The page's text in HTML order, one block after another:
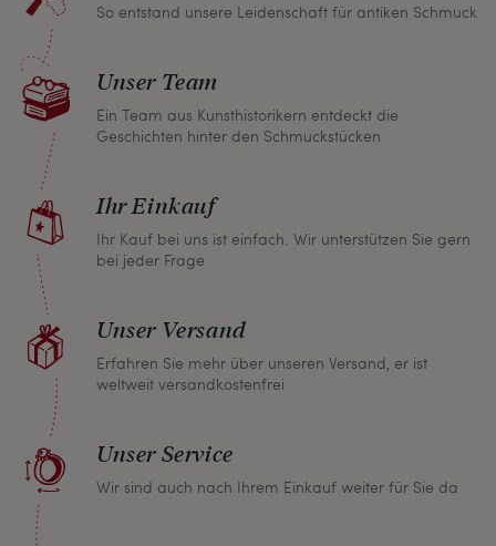
Sollten Sie aus irgendeinem Grund doch einmal
nicht zufrieden sein, nehmen Sie bitte mit uns
Kontakt auf und wir finden umgehend eine
gemeinsame Lösung. Unabhängig davon können
Sie innerhalb von einem Monat jeden Artikel
zurückgeben und wir erstatten Ihnen den vollen
Kaufpreis.
So entstand unsere Leidenschaft für antiken Schmuck
Unser Team
Ein Team aus Kunsthistorikern entdeckt die
Geschichten hinter den Schmuckstücken
Ihr Einkauf
Ihr Kauf bei uns ist einfach. Wir unterstützen Sie gern
bei jeder Frage
Unser Versand
Erfahren Sie mehr über unseren Versand, er ist
weltweit versandkostenfrei
Unser Service
Wir sind auch nach Ihrem Einkauf weiter für Sie da